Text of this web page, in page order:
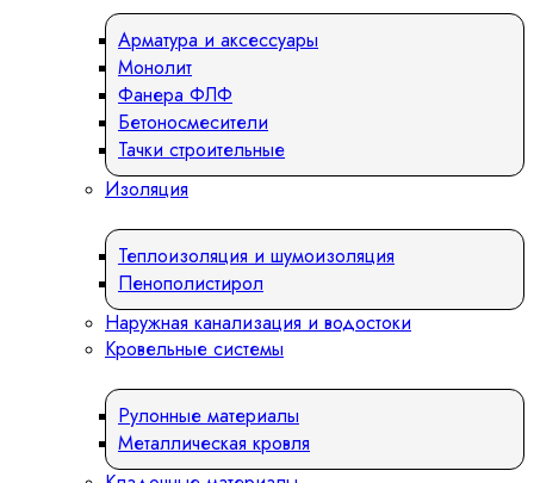
Арматура и аксессуары
Монолит
Фанера ФЛФ
Бетоносмесители
Тачки строительные
Изоляция
Теплоизоляция и шумоизоляция
Пенополистирол
Наружная канализация и водостоки
Кровельные системы
Рулонные материалы
Металлическая кровля